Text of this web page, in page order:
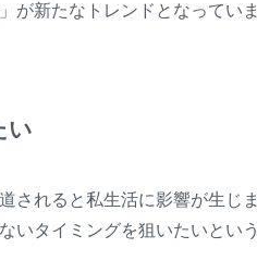
が新たなトレンドとなってい
い
されると私生活に影響が生じ
いタイミングを狙いたいとい